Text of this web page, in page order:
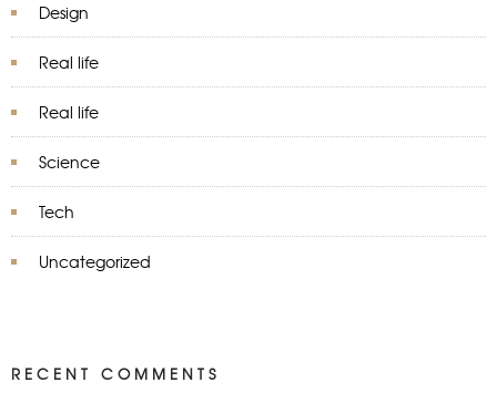
Design
Real life
Real life
Science
Tech
Uncategorized
RECENT COMMENTS